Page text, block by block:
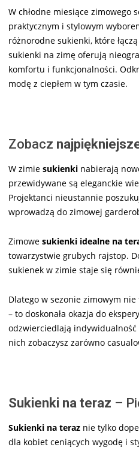
W chłodne miesiące zimowego
praktycznym i stylowym
różnorodne sukienki, które
sukienki na zimę oferują
komfortu i funkcjonalności.
modę z ciepłem w tym czasie.
Zobacz
W zimie sukienki nabierają
przewidywane są eleganckie
Projektanci nieustannie
wprowadzą do zimowej
Zimowe sukienki idealne na
towarzystwie grubych rajstop.
sukienek w zimie staje się
Dlatego w sezonie zimowym
– to doskonała okazja do
odzwierciedlają indywidualność
nich zobaczysz zarówno
Sukienki na teraz –
Sukienki na teraz nie tylko
dla kobiet ceniących wygodę i